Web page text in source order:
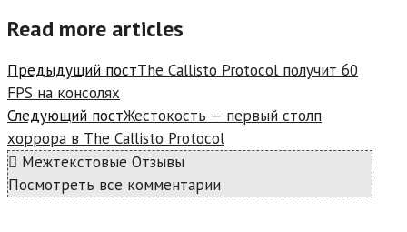
Read more articles
Предыдущий постThe Callisto Protocol получит 60
FPS на консолях
Следующий постЖестокость — первый столп
хоррора в The Callisto Protocol
Межтекстовые Отзывы
Посмотреть все комментарии